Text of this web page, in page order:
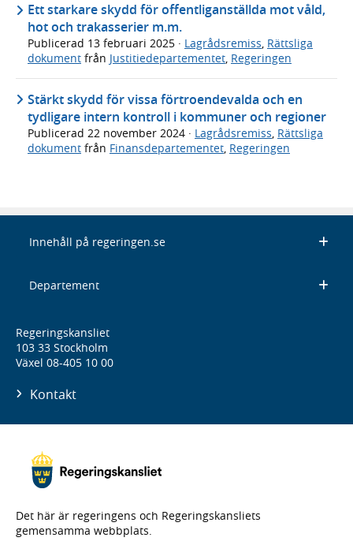
Ett starkare skydd för offentliganställda mot våld,
hot och trakasserier m.m.
Publicerad 13 februari 2025 · Lagrådsremiss, Rättsliga
dokument från Justitiedepartementet, Regeringen
Stärkt skydd för vissa förtroendevalda och en
tydligare intern kontroll i kommuner och regioner
Publicerad 22 november 2024 · Lagrådsremiss, Rättsliga
dokument från Finansdepartementet, Regeringen
Innehåll på regeringen.se
Departement
Regeringskansliet
103 33 Stockholm
Växel 08-405 10 00
Kontakt
Det här är regeringens och Regeringskansliets
gemensamma webbplats.